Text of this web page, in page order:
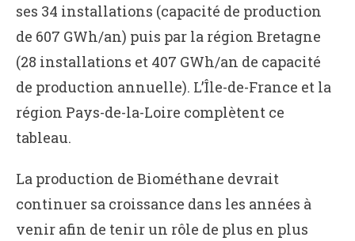
ses 34 installations (capacité de production
de 607 GWh/an) puis par la région Bretagne
(28 installations et 407 GWh/an de capacité
de production annuelle). L’Île-de-France et la
région Pays-de-la-Loire complètent ce
tableau.
La production de Biométhane devrait
continuer sa croissance dans les années à
venir afin de tenir un rôle de plus en plus